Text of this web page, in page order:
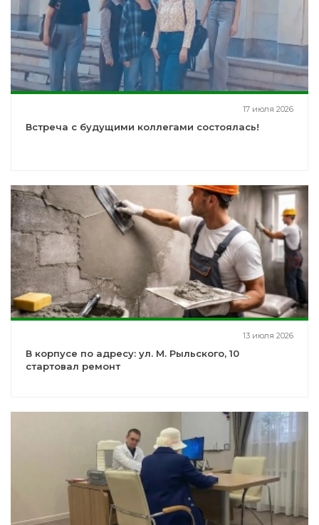
17 июля 2026
Встреча с будущими коллегами состоялась!
13 июля 2026
В корпусе по адресу: ул. М. Рыльского, 10
стартовал ремонт